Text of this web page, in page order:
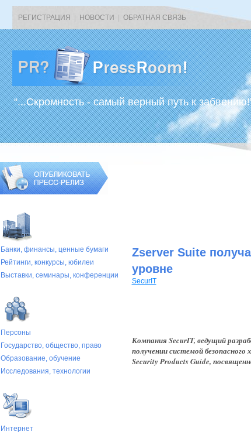
РЕГИСТРАЦИЯ НОВОСТИ ОБРАТНАЯ СВЯЗЬ
“...Скромность - самый верный путь к
Банки, финансы, ценные бумаги
Рейтинги, конкурсы, юбилеи
Выставки, cеминары, конференции
Персоны
Государство, общество, право
Образование, обучение
Исследования, технологии
Интернет
Zserver Suite
уровне
SecurIT
Компания SecurIT, ведущий
получении системой безопасного
Security Products Guide,